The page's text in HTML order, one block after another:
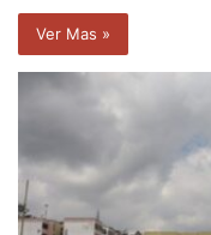
Ver Mas »